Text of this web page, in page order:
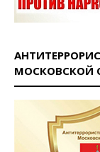
МОСКОВСКОЙ